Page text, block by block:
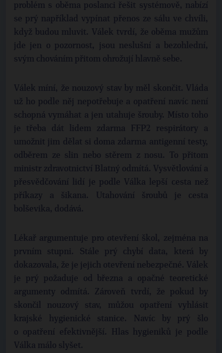
problém s oběma poslanci řešit systémově, nabízí
se prý například vypínat přenos ze sálu ve chvíli,
když budou mluvit. Válek tvrdí, že oběma mužům
jde jen o pozornost, jsou neslušní a bezohlední,
svým chováním přitom ohrožují hlavně sebe.
Válek míní, že nouzový stav by měl skončit. Vláda
už ho podle něj nepotřebuje a opatření navíc není
schopná vymáhat a jen utahuje šrouby. Místo toho
je třeba dát lidem zdarma FFP2 respirátory a
umožnit jim dělat si doma zdarma antigenní testy,
odběrem ze slin nebo stěrem z nosu. To přitom
ministr zdravotnictví Blatný odmítá. Vysvětlování a
přesvědčování lidí je podle Válka lepší cesta než
příkazy a šikana. Utahování šroubů je cesta
bolševika, dodává.
Lékař argumentuje pro otevření škol, zejména na
prvním stupni. Stále prý chybí data, která by
dokazovala, že je jejich otevření nebezpečné. Válek
je prý požaduje od března a opačné teoretické
argumenty odmítá. Zároveň tvrdí, že pokud by
skončil nouzový stav, můžou opatření vyhlásit
krajské hygienické stanice. Navíc by prý šlo
o opatření efektivnější. Hlas hygieniků je podle
Válka málo slyšet.